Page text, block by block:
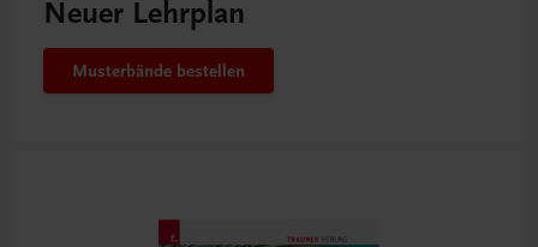
Neuer Lehrplan
Musterbände bestellen